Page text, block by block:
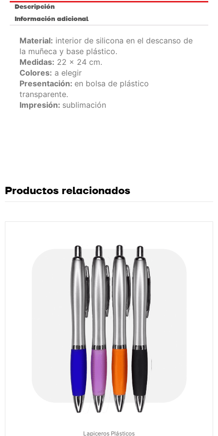
Descripción
Información adicional
Material: interior de silicona en el descanso de
la muñeca y base plástico.
Medidas: 22 x 24 cm.
Colores: a elegir
Presentación: en bolsa de plástico
transparente.
Impresión: sublimación
Productos relacionados
Lapiceros Plásticos